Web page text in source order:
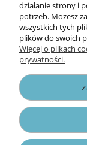
działanie strony i
potrzeb. Możesz
wszystkich tych
plików do swoich
Więcej o plikach
prywatności.